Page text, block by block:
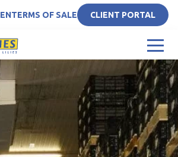
ENTERMS OF SALE CLIENT PORTAL